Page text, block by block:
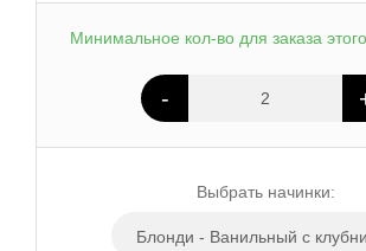
Минимальное кол-во для заказа
-
Выбрать начинки:
Блонди - Ванильный с